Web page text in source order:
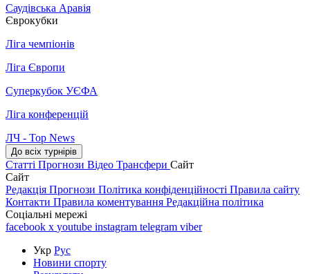
Саудівська Аравія
Єврокубки
Ліга чемпіонів
Ліга Європи
Суперкубок УЄФА
Ліга конференцій
ЛЧ - Top News
До всіх турнірів
Статті Прогнози Відео Трансфери Сайт
Сайт
Редакція Прогнози Політика конфіденційності Правила сайту
Контакти Правила коментування Редакційна політика
Соціальні мережі
facebook x youtube instagram telegram viber
Укр Рус
Новини спорту